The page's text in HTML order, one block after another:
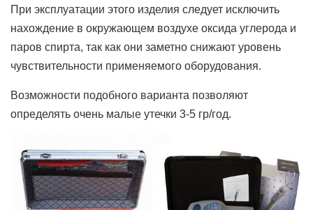
При эксплуатации этого изделия следует исключить
нахождение в окружающем воздухе оксида углерода и
паров спирта, так как они заметно снижают уровень
чувствительности применяемого оборудования.
Возможности подобного варианта позволяют
определять очень малые утечки 3-5 гр/год.